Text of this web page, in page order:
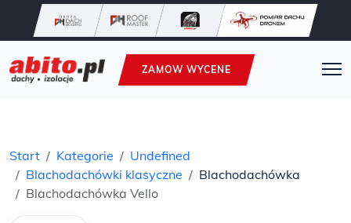
ZAMOW WYCENE
Start Kategorie
Undefined
Blachodachówki klasyczne
Blachodachówka
Blachodachówka Vello